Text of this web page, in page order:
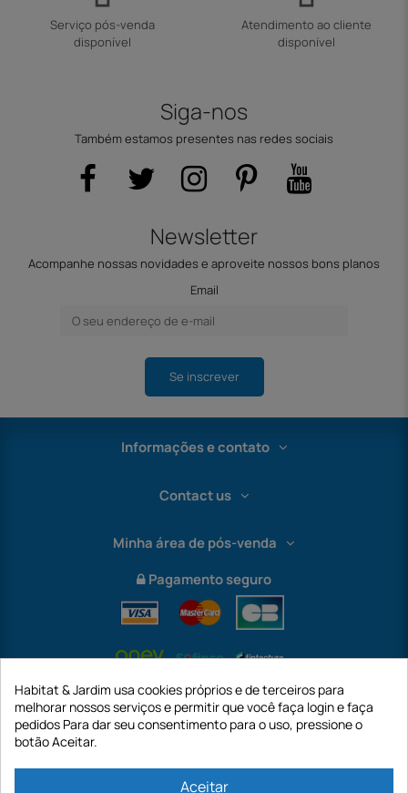
Serviço pós-venda
disponível
Atendimento ao cliente
disponível
Siga-nos
Também estamos presentes nas redes sociais
Newsletter
Acompanhe nossas novidades e aproveite nossos bons planos
Email
Se inscrever
Informações e contato
Contact us
Minha área de pós-venda
Pagamento seguro
Habitat & Jardim usa cookies próprios e de terceiros para
melhorar nossos serviços e permitir que você faça login e faça
pedidos Para dar seu consentimento para o uso, pressione o
botão Aceitar.
Aceitar